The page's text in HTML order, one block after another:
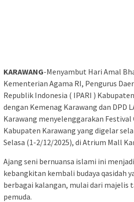
KARAWANG-Menyambut Hari Amal
Kementerian Agama RI, Pengurus
Republik Indonesia ( IPARI )
dengan Kemenag Karawang dan DPD
Karawang menyelenggarakan
Kabupaten Karawang yang digelar
Selasa (1-2/12/2025), di Atrium Mall
Ajang seni bernuansa islami ini
kebangkitan kembali budaya qasidah
berbagai kalangan, mulai dari majelis
pemuda.